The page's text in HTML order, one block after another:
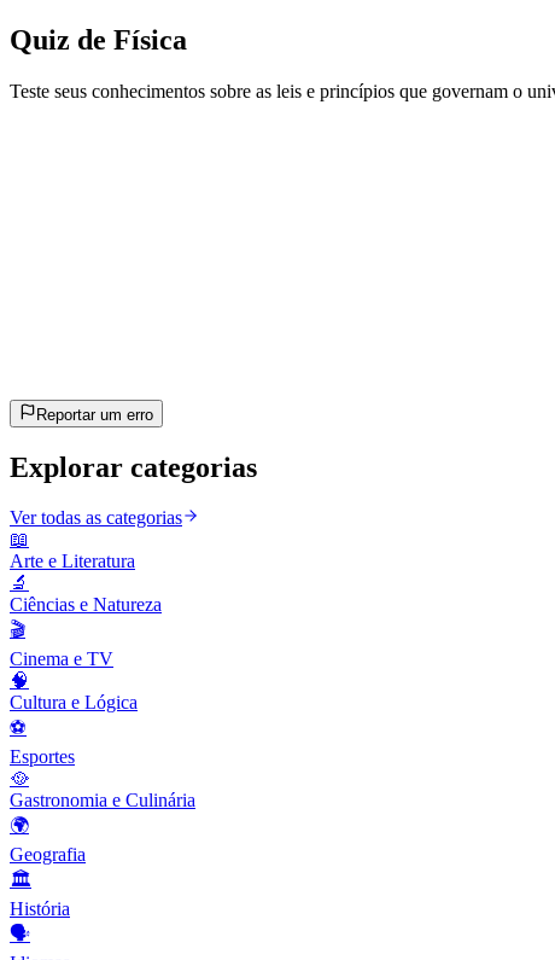
Quiz de Física
Teste seus conhecimentos sobre as leis e princípios que governam o
Reportar um erro
Explorar categorias
Ver todas as categorias
📖
Arte e Literatura
🔬
Ciências e Natureza
🎬
Cinema e TV
🧠
Cultura e Lógica
⚽
Esportes
🥘
Gastronomia e Culinária
🌍
Geografia
🏛️
História
🗣️